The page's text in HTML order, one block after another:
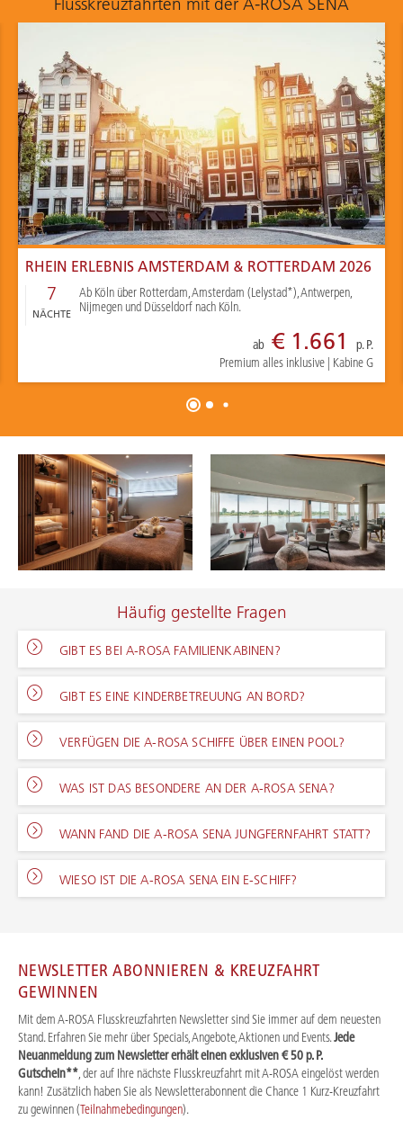
Flusskreuzfahrten mit der A-ROSA SENA
RHEIN ERLEBNIS AMSTERDAM & ROTTERDAM 2026
7
NÄCHTE
Ab Köln über Rotterdam, Amsterdam (Lelystad*), Antwerpen,
Nijmegen und Düsseldorf nach Köln.
ab € 1.661
p. P.
Premium alles inklusive | Kabine G
Häufig gestellte Fragen
GIBT ES BEI A-ROSA FAMILIENKABINEN?
GIBT ES EINE KINDERBETREUUNG AN BORD?
VERFÜGEN DIE A-ROSA SCHIFFE ÜBER EINEN POOL?
WAS IST DAS BESONDERE AN DER A-ROSA SENA?
WANN FAND DIE A-ROSA SENA JUNGFERNFAHRT STATT?
WIESO IST DIE A-ROSA SENA EIN E-SCHIFF?
NEWSLETTER ABONNIEREN & KREUZFAHRT
GEWINNEN
Mit dem A-ROSA Flusskreuzfahrten Newsletter sind Sie immer auf dem neuesten
Stand. Erfahren Sie mehr über Specials, Angebote, Aktionen und Events.Jede
Neuanmeldung zum Newsletter erhält einen exklusiven € 50 p. P.
Gutschein**, der auf Ihre nächste Flusskreuzfahrt mit A-ROSA eingelöst werden
kann! Zusätzlich haben Sie als Newsletterabonnent die Chance 1 Kurz-Kreuzfahrt
zu gewinnen (Teilnahmebedingungen).